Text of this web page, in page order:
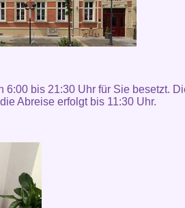
6:00 bis 21:30 Uhr für Sie besetzt.
Abreise erfolgt bis 11:30 Uhr.